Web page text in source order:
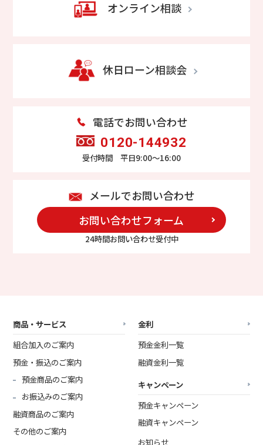
オンライン相談
休日ローン相談会
電話でお問い合わせ
0120-144932
受付時間 平日9:00～16:00
メールでお問い合わせ
お問い合わせフォーム
24時間お問い合わせ受付中
商品・サービス
組合加入のご案内
預金・振込のご案内
預金商品のご案内
お振込みのご案内
融資商品のご案内
その他のご案内
金利
預金金利一覧
融資金利一覧
キャンペーン
預金キャンペーン
融資キャンペーン
お知らせ